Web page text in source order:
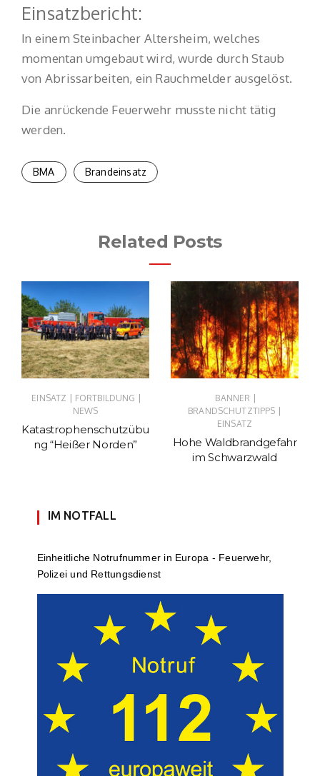
Einsatzbericht:
In einem Steinbacher Altersheim, welches
momentan umgebaut wird, wurde durch Staub
von Abrissarbeiten, ein Rauchmelder ausgelöst.
Die anrückende Feuerwehr musste nicht tätig
werden.
BMA Brandeinsatz
Related Posts
EINSATZ | FORTBILDUNG |
NEWS
Katastrophenschutzübu
ng “Heißer Norden”
BANNER |
BRANDSCHUTZTIPPS |
EINSATZ
Hohe Waldbrandgefahr
im Schwarzwald
IM NOTFALL
Einheit­li­che Notruf­num­mer in Europa - Feuerwehr,
Polizei und Rettungs­dienst